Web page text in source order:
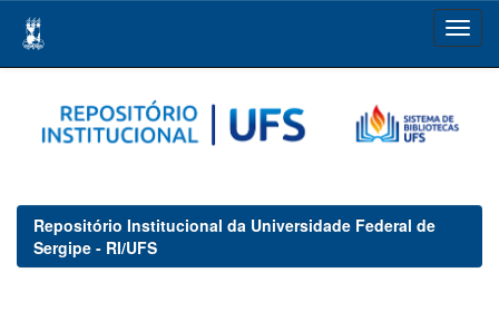
navigation
Repositório Institucional da Universidade Federal de
Sergipe - RI/UFS